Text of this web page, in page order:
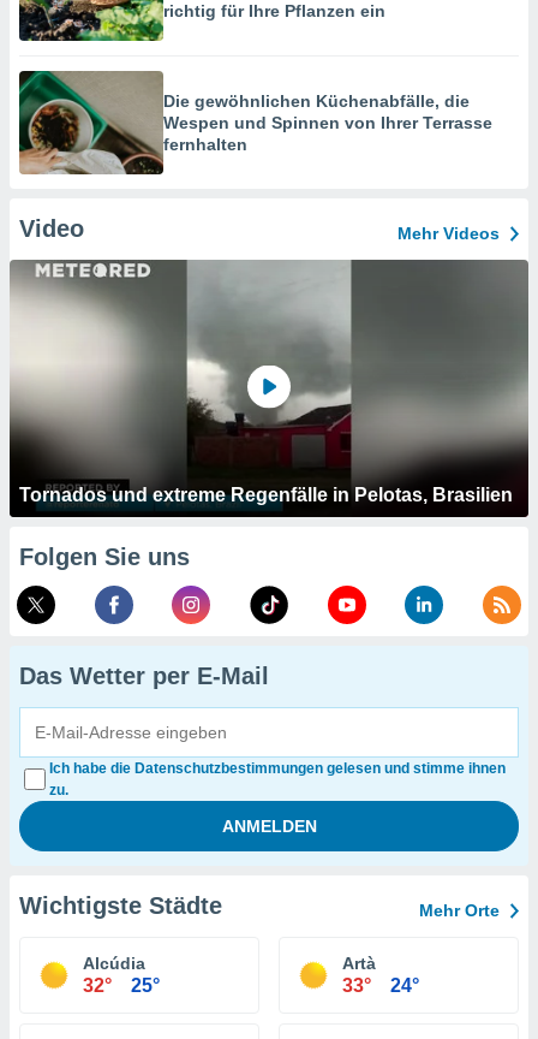
richtig für Ihre Pflanzen ein
Die gewöhnlichen Küchenabfälle, die
Wespen und Spinnen von Ihrer Terrasse
fernhalten
Video Mehr Videos
Tornados und extreme Regenfälle in Pelotas, Brasilien
Folgen Sie uns
Das Wetter per E-Mail
Ich habe die Datenschutzbestimmungen gelesen und stimme ihnen
zu.
Wichtigste Städte Mehr Orte
Alcúdia
32° 25°
Artà
33° 24°